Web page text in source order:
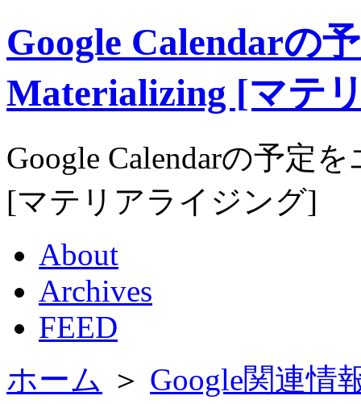
Google Calendarの
Materializing [マテ
Google Calendarの予定
[マテリアライジング]
About
Archives
FEED
ホーム ＞ Google関連情